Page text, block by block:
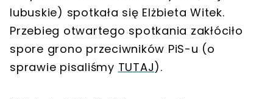
lubuskie) spotkała się Elżbieta Witek.
Przebieg otwartego spotkania zakłóciło
spore grono przeciwników PiS-u (o
sprawie pisaliśmy TUTAJ).